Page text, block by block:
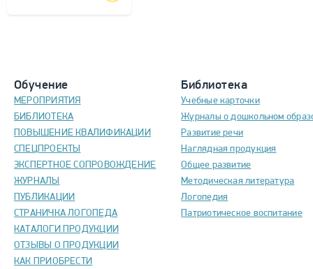
Обучение
МЕРОПРИЯТИЯ
БИБЛИОТЕКА
ПОВЫШЕНИЕ КВАЛИФИКАЦИИ
СПЕЦПРОЕКТЫ
ЭКСПЕРТНОЕ СОПРОВОЖДЕНИЕ
ЖУРНАЛЫ
ПУБЛИКАЦИИ
СТРАНИЧКА ЛОГОПЕДА
КАТАЛОГИ ПРОДУКЦИИ
ОТЗЫВЫ О ПРОДУКЦИИ
КАК ПРИОБРЕСТИ
Библиотека
Учебные карточки
Журналы о дошкольном
Развитие речи
Наглядная продукция
Общее развитие
Методическая литература
Логопедия
Патриотическое воспитание